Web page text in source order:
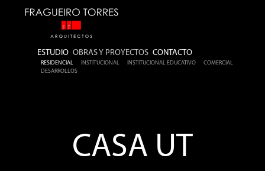
ESTUDIO OBRAS Y PROYECTOS CONTACTO
RESIDENCIAL INSTITUCIONAL INSTITUCIONAL EDUCATIVO
COMERCIAL
DESARROLLOS
CASA UT